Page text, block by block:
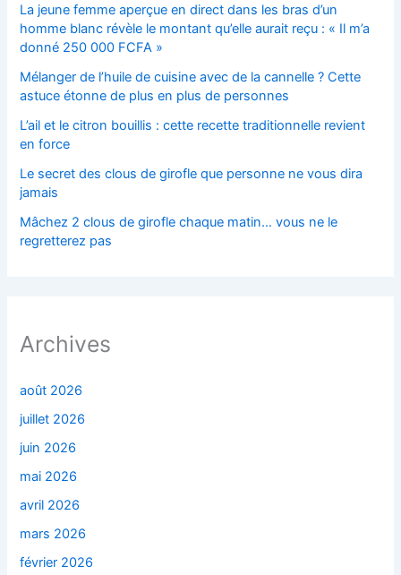
La jeune femme aperçue en direct dans les bras d’un
homme blanc révèle le montant qu’elle aurait reçu : « Il m’a
donné 250 000 FCFA »
Mélanger de l’huile de cuisine avec de la cannelle ? Cette
astuce étonne de plus en plus de personnes
L’ail et le citron bouillis : cette recette traditionnelle revient
en force
Le secret des clous de girofle que personne ne vous dira
jamais
Mâchez 2 clous de girofle chaque matin… vous ne le
regretterez pas
Archives
août 2026
juillet 2026
juin 2026
mai 2026
avril 2026
mars 2026
février 2026